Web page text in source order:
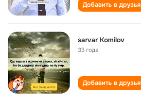
Добавить в друзья
sarvar Komilov
33 года
Добавить в друзья